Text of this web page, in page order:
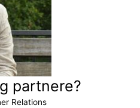
partnere?
Relations